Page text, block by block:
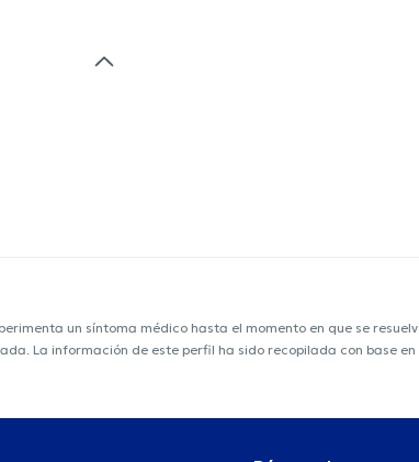
un síntoma médico hasta el momento en que se
La información de este perfil ha sido recopilada con base